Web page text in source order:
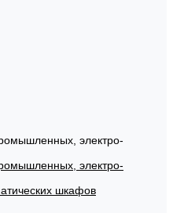
электро-
электро-
шкафов